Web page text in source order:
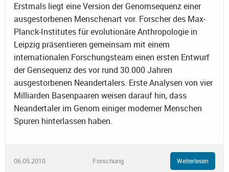
Erstmals liegt eine Version der Genomsequenz einer
ausgestorbenen Menschenart vor. Forscher des Max-
Planck-Institutes für evolutionäre Anthropologie in
Leipzig präsentieren gemeinsam mit einem
internationalen Forschungsteam einen ersten Entwurf
der Gensequenz des vor rund 30.000 Jahren
ausgestorbenen Neandertalers. Erste Analysen von vier
Milliarden Basenpaaren weisen darauf hin, dass
Neandertaler im Genom einiger moderner Menschen
Spuren hinterlassen haben.
06.05.2010 Forschung Weiterlesen